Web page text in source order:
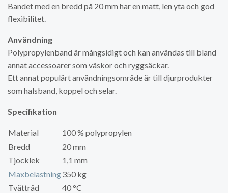
Bandet med en bredd på 20 mm har en matt, len yta och god
flexibilitet.
Användning
Polypropylenband är mångsidigt och kan användas till bland
annat accessoarer som väskor och ryggsäckar.
Ett annat populärt användningsområde är till djurprodukter
som halsband, koppel och selar.
Specifikation
Material
100 % polypropylen
Bredd
20 mm
Tjocklek
1,1 mm
Maxbelastning350 kg
Tvättråd
40 °C